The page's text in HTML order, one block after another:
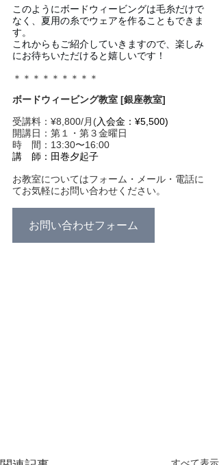
このようにボードウィービングは毛糸だけで
なく、夏用の糸でウェアを作ることもできま
す。
これからもご紹介していきますので、楽しみ
にお待ちいただけると嬉しいです！
＊＊＊＊＊＊＊＊＊
ボードウィービング教室 [銀座教室]
受講料：¥8,800/月(入会金：¥5,500)
開講日：第１・第３金曜日
時　間：13:30〜16:00
講　師：田巻夕起子
お教室についてはフォーム・メール・電話に
てお気軽にお問い合わせください。
お問い合わせフォーム